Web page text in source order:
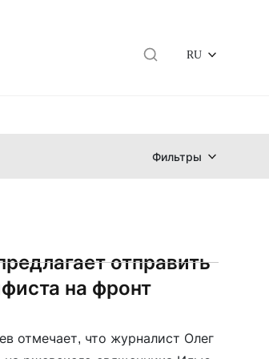
RU
Фильтры
отправить
на фронт
отмечает, что журналист Олег